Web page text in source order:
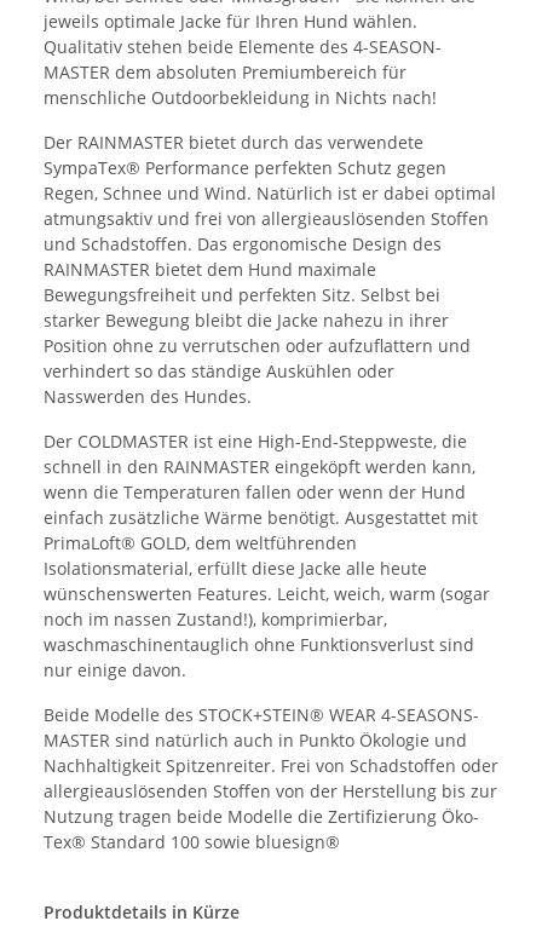
jeweils optimale Jacke für Ihren Hund wählen.
Qualitativ stehen beide Elemente des 4-SEASON-
MASTER dem absoluten Premiumbereich für
menschliche Outdoorbekleidung in Nichts nach!
Der RAINMASTER bietet durch das verwendete
SympaTex® Performance perfekten Schutz gegen
Regen, Schnee und Wind. Natürlich ist er dabei optimal
atmungsaktiv und frei von allergieauslösenden Stoffen
und Schadstoffen. Das ergonomische Design des
RAINMASTER bietet dem Hund maximale
Bewegungsfreiheit und perfekten Sitz. Selbst bei
starker Bewegung bleibt die Jacke nahezu in ihrer
Position ohne zu verrutschen oder aufzuflattern und
verhindert so das ständige Auskühlen oder
Nasswerden des Hundes.
Der COLDMASTER ist eine High-End-Steppweste, die
schnell in den RAINMASTER eingeköpft werden kann,
wenn die Temperaturen fallen oder wenn der Hund
einfach zusätzliche Wärme benötigt. Ausgestattet mit
PrimaLoft® GOLD, dem weltführenden
Isolationsmaterial, erfüllt diese Jacke alle heute
wünschenswerten Features. Leicht, weich, warm (sogar
noch im nassen Zustand!), komprimierbar,
waschmaschinentauglich ohne Funktionsverlust sind
nur einige davon.
Beide Modelle des STOCK+STEIN® WEAR 4-SEASONS-
MASTER sind natürlich auch in Punkto Ökologie und
Nachhaltigkeit Spitzenreiter. Frei von Schadstoffen oder
allergieauslösenden Stoffen von der Herstellung bis zur
Nutzung tragen beide Modelle die Zertifizierung Öko-
Tex® Standard 100 sowie bluesign®
Produktdetails in Kürze